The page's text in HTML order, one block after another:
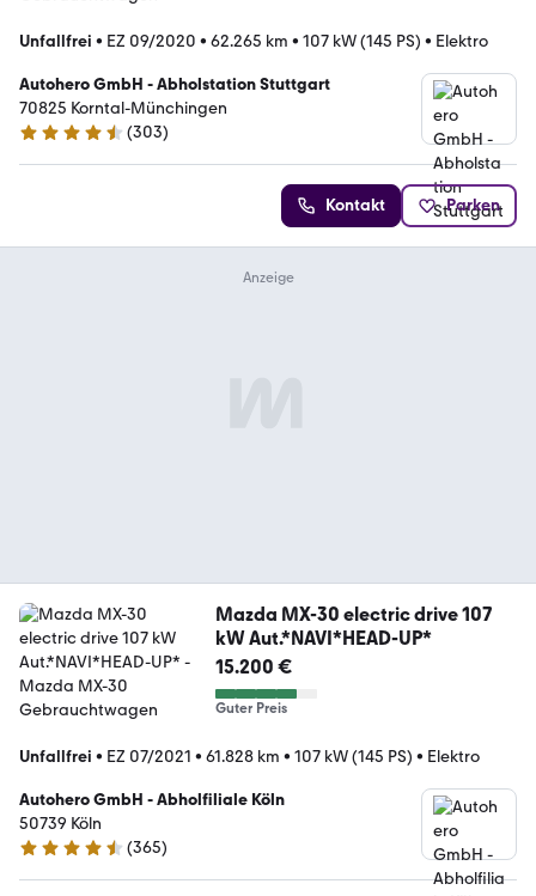
Unfallfrei • EZ 09/2020 • 62.265 km • 107 kW (145 PS) • Elektro
Autohero GmbH - Abholstation Stuttgart
70825 Korntal-Münchingen
4.4 Sterne
(303)
Kontakt Parken
Mazda MX-30 electric drive 107
kW Aut.*NAVI*HEAD-UP*
15.200 €
Guter Preis
Unfallfrei • EZ 07/2021 • 61.828 km • 107 kW (145 PS) • Elektro
Autohero GmbH - Abholfiliale Köln
50739 Köln
4.6 Sterne
(365)